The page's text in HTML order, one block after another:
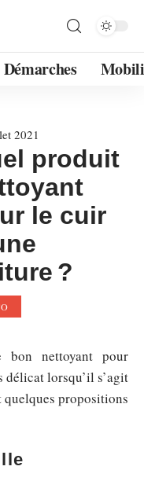
Démarches
2021
produit
le cuir
?
nettoyant pour
délicat lorsqu’il s’agit
propositions